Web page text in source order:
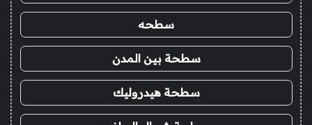
سطحه
سطحة بين المدن
سطحة هيدروليك